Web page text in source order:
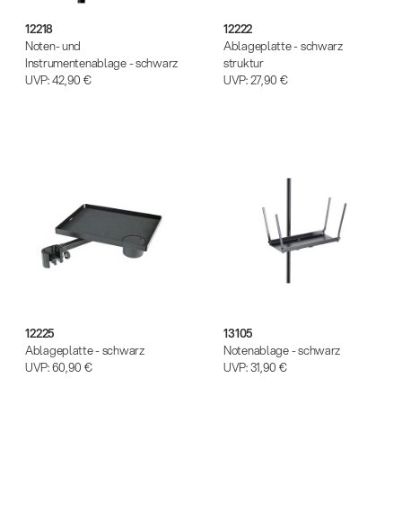
12218
Noten- und
Instrumentenablage - schwarz
UVP:42,90 €
12222
Ablageplatte - schwarz
struktur
UVP:27,90 €
12225
Ablageplatte - schwarz
UVP:60,90 €
13105
Notenablage - schwarz
UVP:31,90 €